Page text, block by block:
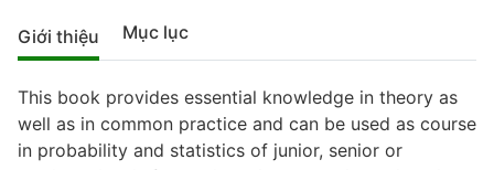
Giới thiệu Mục lục
This book provides essential knowledge in theory as
well as in common practice and can be used as course
in probability and statistics of junior, senior or